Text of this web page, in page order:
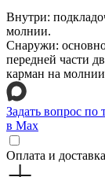
Внутри:
молнии.
Снаружи:
передней части
карман на
Задать вопрос по
в Max
Оплата и доставка